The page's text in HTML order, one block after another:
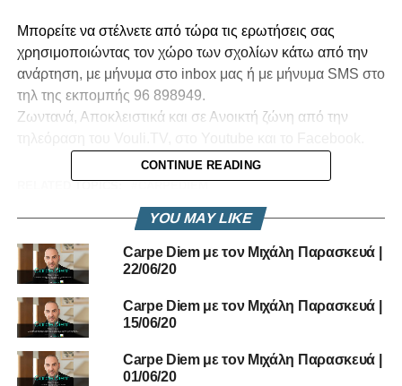
Μπορείτε να στέλνετε από τώρα τις ερωτήσεις σας
χρησιμοποιώντας τον χώρο των σχολίων κάτω από την
ανάρτηση, με μήνυμα στο inbox μας ή με μήνυμα SMS στο
τηλ της εκπομπής 96 898949.
Ζωντανά, Αποκλειστικά και σε Ανοικτή ζώνη από την
UP NEXT
ΣΤΗΝ ΛΑΡΝΑΚΑ
DON'T MISS
LIVE
PASCAL SPACE CENTER – INNOVATION
LAB | 15/5 @ 4.30μμ
CONTINUE READING
YOU MAY LIKE
Carpe Diem με τον Μιχάλη Παρασκευά |
22/06/20
Carpe Diem με τον Μιχάλη Παρασκευά |
15/06/20
Carpe Diem με τον Μιχάλη Παρασκευά |
01/06/20